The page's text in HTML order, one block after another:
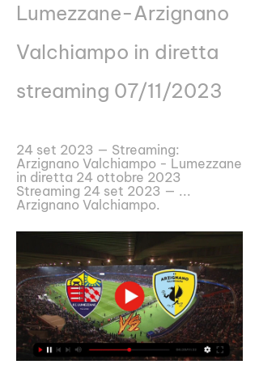
Lumezzane-Arzignano
Valchiampo in diretta
streaming 07/11/2023
24 set 2023 — Streaming:
Arzignano Valchiampo - Lumezzane
in diretta 24 ottobre 2023
Streaming 24 set 2023 — ...
Arzignano Valchiampo.